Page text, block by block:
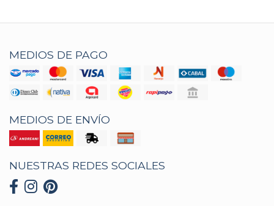
MEDIOS DE PAGO
MEDIOS DE ENVÍO
NUESTRAS REDES SOCIALES